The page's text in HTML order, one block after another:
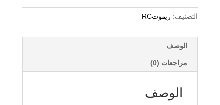
التصنيف: ريموتRC
الوصف
مراجعات (0)
الوصف